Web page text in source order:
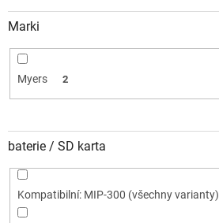
k
t
ó
w
Marki
Myers 2
baterie / SD karta
Kompatibilní: MIP-300 (všechny varianty)